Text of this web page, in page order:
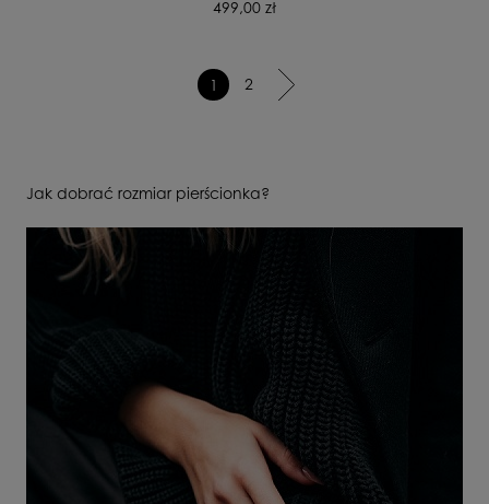
499,00 zł
1 2
Jak dobrać rozmiar pierścionka?